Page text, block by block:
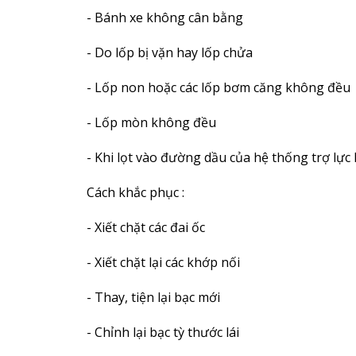
- Bánh xe không cân bằng
- Do lốp bị vặn hay lốp chửa
- Lốp non hoặc các lốp bơm căng không đều
- Lốp mòn không đều
- Khi lọt vào đường dầu của hệ thống trợ lực
Cách khắc phục :
- Xiết chặt các đai ốc
- Xiết chặt lại các khớp nối
- Thay, tiện lại bạc mới
- Chỉnh lại bạc tỳ thước lái